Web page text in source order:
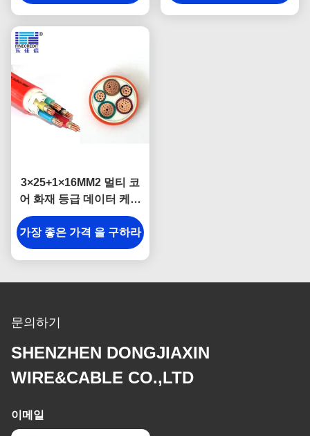
3×25+1×16MM2 멀티 코
어 화재 등급 데이터 케이
블 LSZH 600/1000V DJX
가장 좋은 가격 을 구하라
문의하기
SHENZHEN DONGJIAXIN
WIRE&CABLE CO.,LTD
이메일